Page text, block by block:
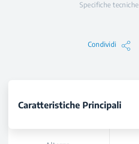
Specifiche tecniche
Condividi
Caratteristiche Principali